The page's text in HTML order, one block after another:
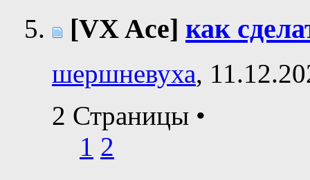
[VX Ace] как
шершневуха,
2 Страницы •
1 2